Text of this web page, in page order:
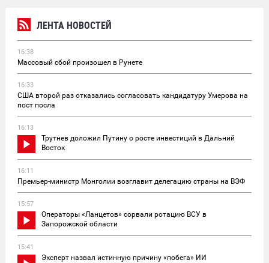
ЛЕНТА НОВОСТЕЙ
16:38
Массовый сбой произошел в Рунете
16:33
США второй раз отказались согласовать кандидатуру Умерова на
пост посла
16:13
Трутнев доложил Путину о росте инвестиций в Дальний
Восток
16:11
Премьер-министр Монголии возглавит делегацию страны на ВЭФ
15:57
Операторы «Ланцетов» сорвали ротацию ВСУ в
Запорожской области
15:41
Эксперт назвал истинную причину «побега» ИИ